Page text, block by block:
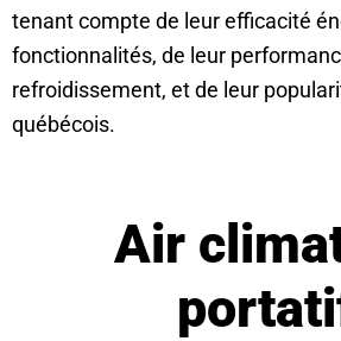
tenant compte de leur efficacité
fonctionnalités, de leur
refroidissement, et de leur
québécois.
Air